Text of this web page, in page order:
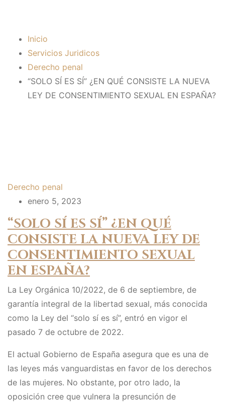
Inicio
Servicios Juridicos
Derecho penal
“SOLO SÍ ES SÍ” ¿EN QUÉ CONSISTE LA NUEVA
LEY DE CONSENTIMIENTO SEXUAL EN ESPAÑA?
Derecho penal
enero 5, 2023
“SOLO SÍ ES SÍ”¿EN QUÉ
CONSISTE LA NUEVA LEY DE
CONSENTIMIENTO SEXUAL
EN ESPAÑA?
La Ley Orgánica 10/2022, de 6 de septiembre, de
garantía integral de la libertad sexual, más conocida
como la Ley del “solo sí es sí”, entró en vigor el
pasado 7 de octubre de 2022.
El actual Gobierno de España asegura que es una de
las leyes más vanguardistas en favor de los derechos
de las mujeres. No obstante, por otro lado, la
oposición cree que vulnera la presunción de